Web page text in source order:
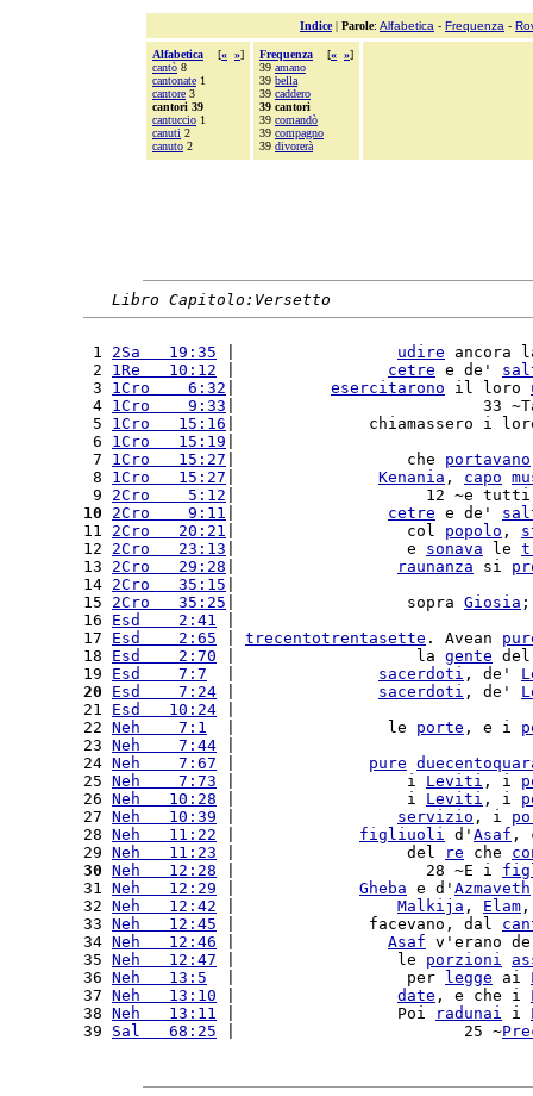
Indice| Parole: Alfabetica - Frequenza -
Alfabetica [« »]
cantò 8
cantonate 1
cantore 3
cantori 39
cantuccio 1
canuti 2
canuto 2
Frequenza [« »]
39 amano
39 bella
39 caddero
39 cantori
39 comandò
39 compagno
39 divorerà
Libro Capitolo:Versetto
1 2Sa   19:35 udire ancora
2 1Re   10:12 cetre e de'
3 1Cro    6:32 esercitarono il loro
4 1Cro    9:33 |                          33
5 1Cro   15:16 |              chiamassero i
6 1Cro   15:19
7 1Cro   15:27 |                  che portavano
8 1Cro   15:27 Kenania , capo
9 2Cro    5:12 |                    12 ~e
10
2Cro    9:11 cetre e de'
11 2Cro   20:21 |                  col popolo ,
12 2Cro   23:13 |                  e sonava le
13 2Cro   29:28 raunanza si
14 2Cro   35:15
15 2Cro   35:25 |                  sopra Giosia
16 Esd    2:41
17 Esd    2:65 trecentotrentasette . Avean
18 Esd    2:70 |                   la gente
19 Esd    7:7 sacerdoti , de'
20
Esd    7:24 sacerdoti , de'
21 Esd   10:24
22 Neh    7:1
  |                le
porte , e i
23 Neh    7:44
24 Neh    7:67 pure
25 Neh    7:73 |                  i Leviti , i
26 Neh   10:28 |                  i Leviti , i
27 Neh   10:39 servizio , i
28 Neh   11:22 figliuoli d' Asaf ,
29 Neh   11:23 |                  del re che
30 Neh   12:28 |                    28 ~E i
31 Neh   12:29 Gheba e d' Azmaveth
32 Neh   12:42 Malkija , Elam
33 Neh   12:45 |              facevano, dal
34 Neh   12:46 Asaf v'erano
35 Neh   12:47 |                 le porzioni
36 Neh   13:5
  |                  per
legge ai
37 Neh   13:10 date , e che i
38 Neh   13:11 |                 Poi radunai i
39 Sal   68:25 |                        25 ~